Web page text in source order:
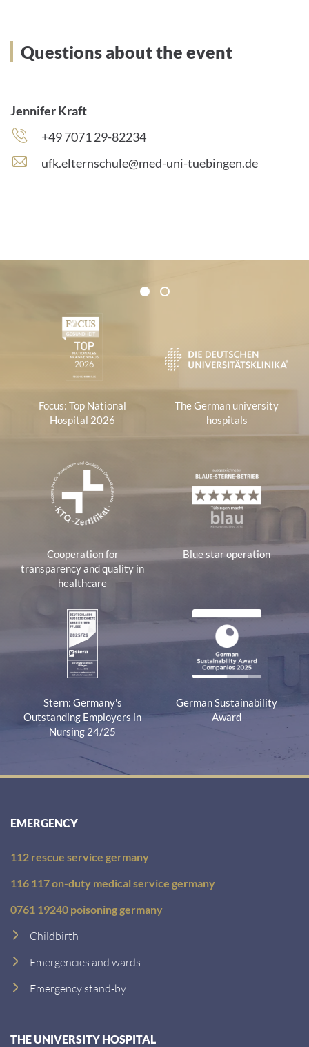
Questions about the event
Jennifer Kraft
Phone
+49 7071 29-82234
E
ufk.elternschule@med-uni-tuebingen.de
Certificates and Associations
1 2
Focus: Top National
Hospital 2026
The German university
hospitals
Cooperation for
transparency and quality in
healthcare
Blue star operation
Stern: Germany's
Outstanding Employers in
Nursing 24/25
German Sustainability
Award
EMERGENCY
112 rescue service germany
116 117 on-duty medical service germany
0761 19240 poisoning germany
Childbirth
Emergencies and wards
Emergency stand-by
THE UNIVERSITY HOSPITAL